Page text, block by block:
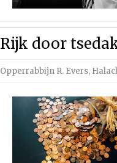
Rijk door
Opperrabbijn R. Evers,